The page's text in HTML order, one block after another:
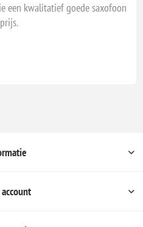
een kwalitatief goede saxofoon